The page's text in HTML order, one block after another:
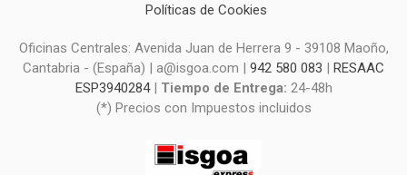
Políticas de Cookies
Oficinas Centrales: Avenida Juan de Herrera 9 - 39108 Maoño,
Cantabria - (España) | a@isgoa.com | 942 580 083 | RESAAC
ESP3940284| Tiempo de Entrega: 24-48h
(*) Precios con Impuestos incluidos